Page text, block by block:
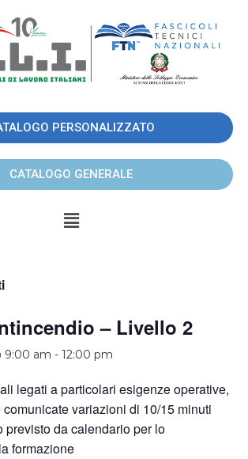
PERSONALIZZATO
CATALOGO GENERALE
– Livello 2
9:00 am - 12:00 pm
legati a particolari esigenze operative,
variazioni di 10/15 minuti
previsto da calendario per lo
formazione